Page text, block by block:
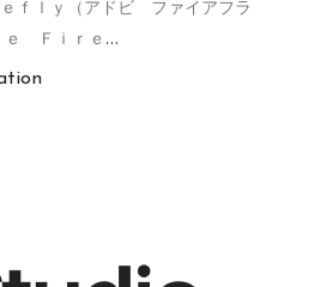
ｆｌｙ（アドビ ファイアフラ
ｅ Ｆｉｒｅ …